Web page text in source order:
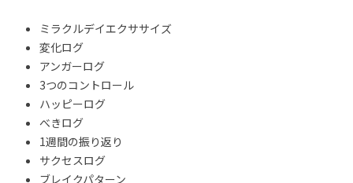
ミラクルデイエクササイズ
変化ログ
アンガーログ
3つのコントロール
ハッピーログ
べきログ
1週間の振り返り
サクセスログ
ブレイクパターン